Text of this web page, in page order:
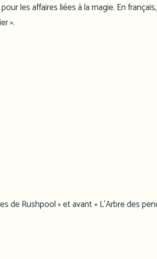
les affaires liées à la magie. En français,
».
de Rushpool » et avant « L’Arbre des